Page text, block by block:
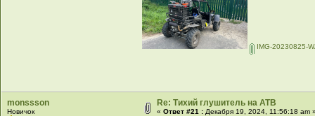
IMG-20230825-
monssson
Новичок
Re: Тихий глушитель на АТВ
«Ответ #21 : Декабря 19, 2024, 11:56:18 am